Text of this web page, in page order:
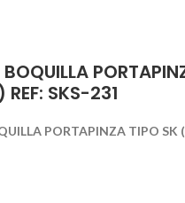
REF: SKS-231
PORTAPINZA TIPO SK